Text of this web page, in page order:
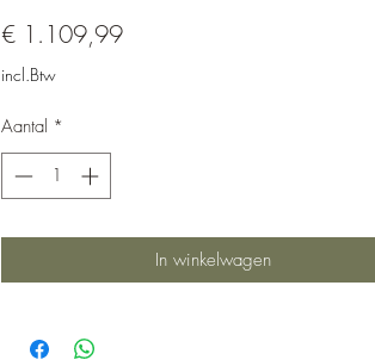
€ 1.109,99Prijs
incl.Btw
Aantal *
In winkelwagen